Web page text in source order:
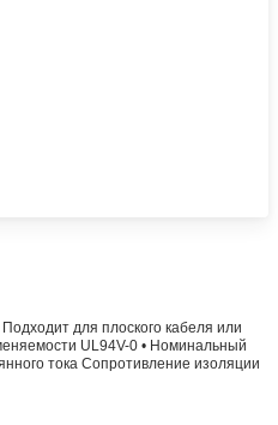
для плоского кабеля или
UL94V-0 • Номинальный
тока Сопротивление изоляции